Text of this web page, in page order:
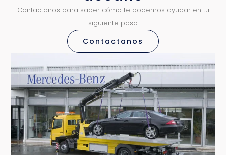
Contactanos para saber cómo te podemos ayudar en tu
siguiente paso
Contactanos